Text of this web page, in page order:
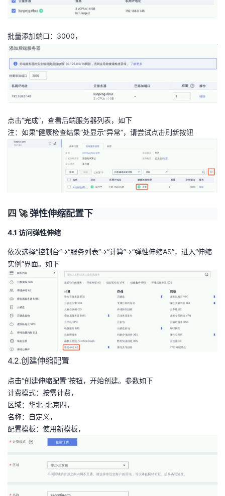
批量添加端口：3000，
点击“完成”，查看后端服务器列表，如下
注：如果“健康检查结果”处显示“异常”，请尝试点击刷新按钮
四 🚀弹性伸缩配置下
4.1 访问弹性伸缩
依次选择“控制台”->“服务列表”->“计算”->“弹性伸缩AS”，进入“伸缩
实例”界面。如下
4.2.创建伸缩配置
点击“创建伸缩配置”按钮，开始创建。参数如下
计费模式：按需计费，
区域：华北-北京四，
名称：自定义，
配置模板：使用新模板，